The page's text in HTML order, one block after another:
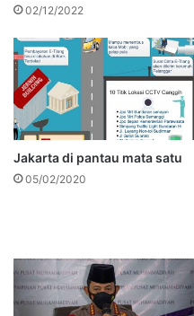
02/12/2022
Jakarta di pantau mata satu
05/02/2020